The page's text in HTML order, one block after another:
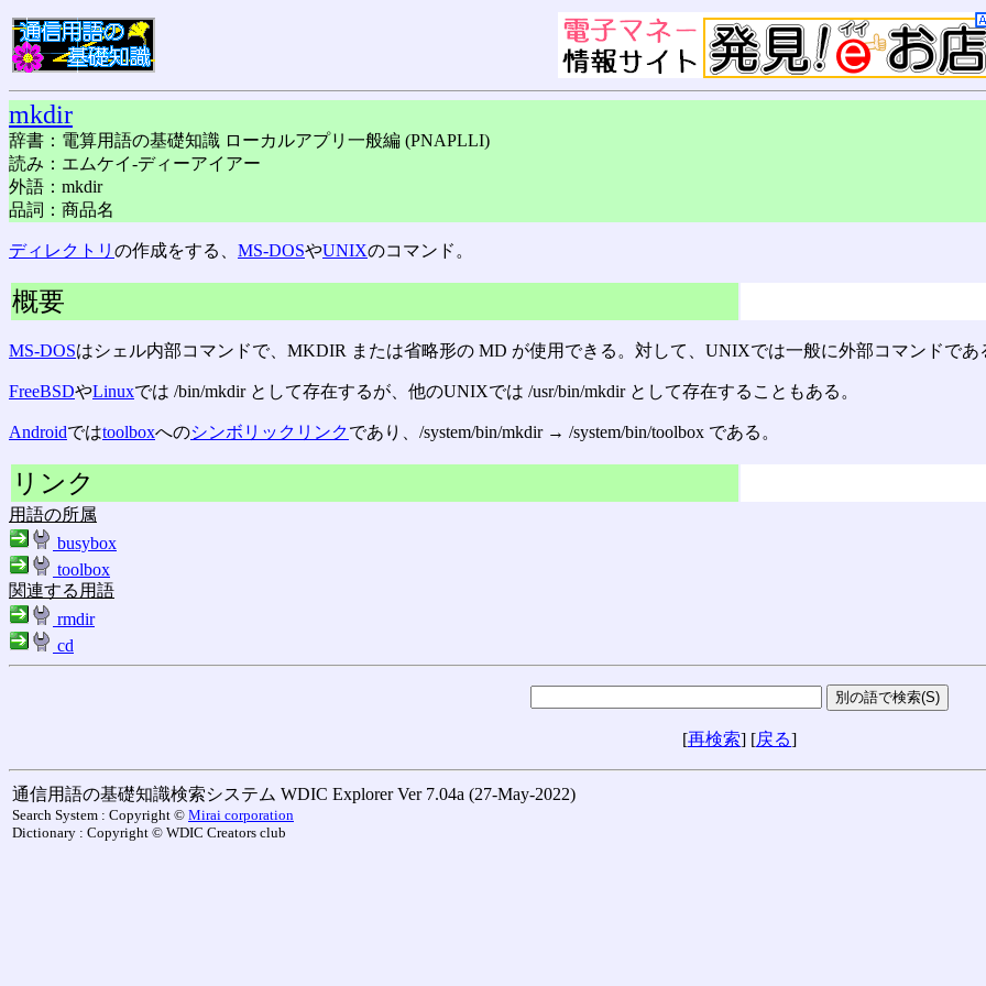
mkdir
辞書：電算用語の基礎知識 ローカルアプリ一般編 (PNAPLLI)
読み：エムケイ-ディーアイアー
外語：mkdir
品詞：商品名
ディレクトリ の作成をする、 MS-DOSやUNIXのコマンド。
概要
MS-DOSはシェル内部コマンドで、MKDIR または省略形の MD が使用できる。対して、UNIXでは一般に外部コマンドであ
FreeBSDやLinuxでは /bin/mkdir として存在するが、他のUNIXでは /usr/bin/mkdir として存在することもある。
Androidではtoolboxへのシンボリックリンクであり、/system/bin/mkdir → /system/bin/toolbox である。
リンク
用語の所属
busybox
toolbox
関連する用語
rmdir
cd
[再検索] [戻る]
通信用語の基礎知識検索システム WDIC Explorer Ver 7.04a (27-May-2022)
Search System : Copyright © Mirai corporation
Dictionary : Copyright © WDIC Creators club